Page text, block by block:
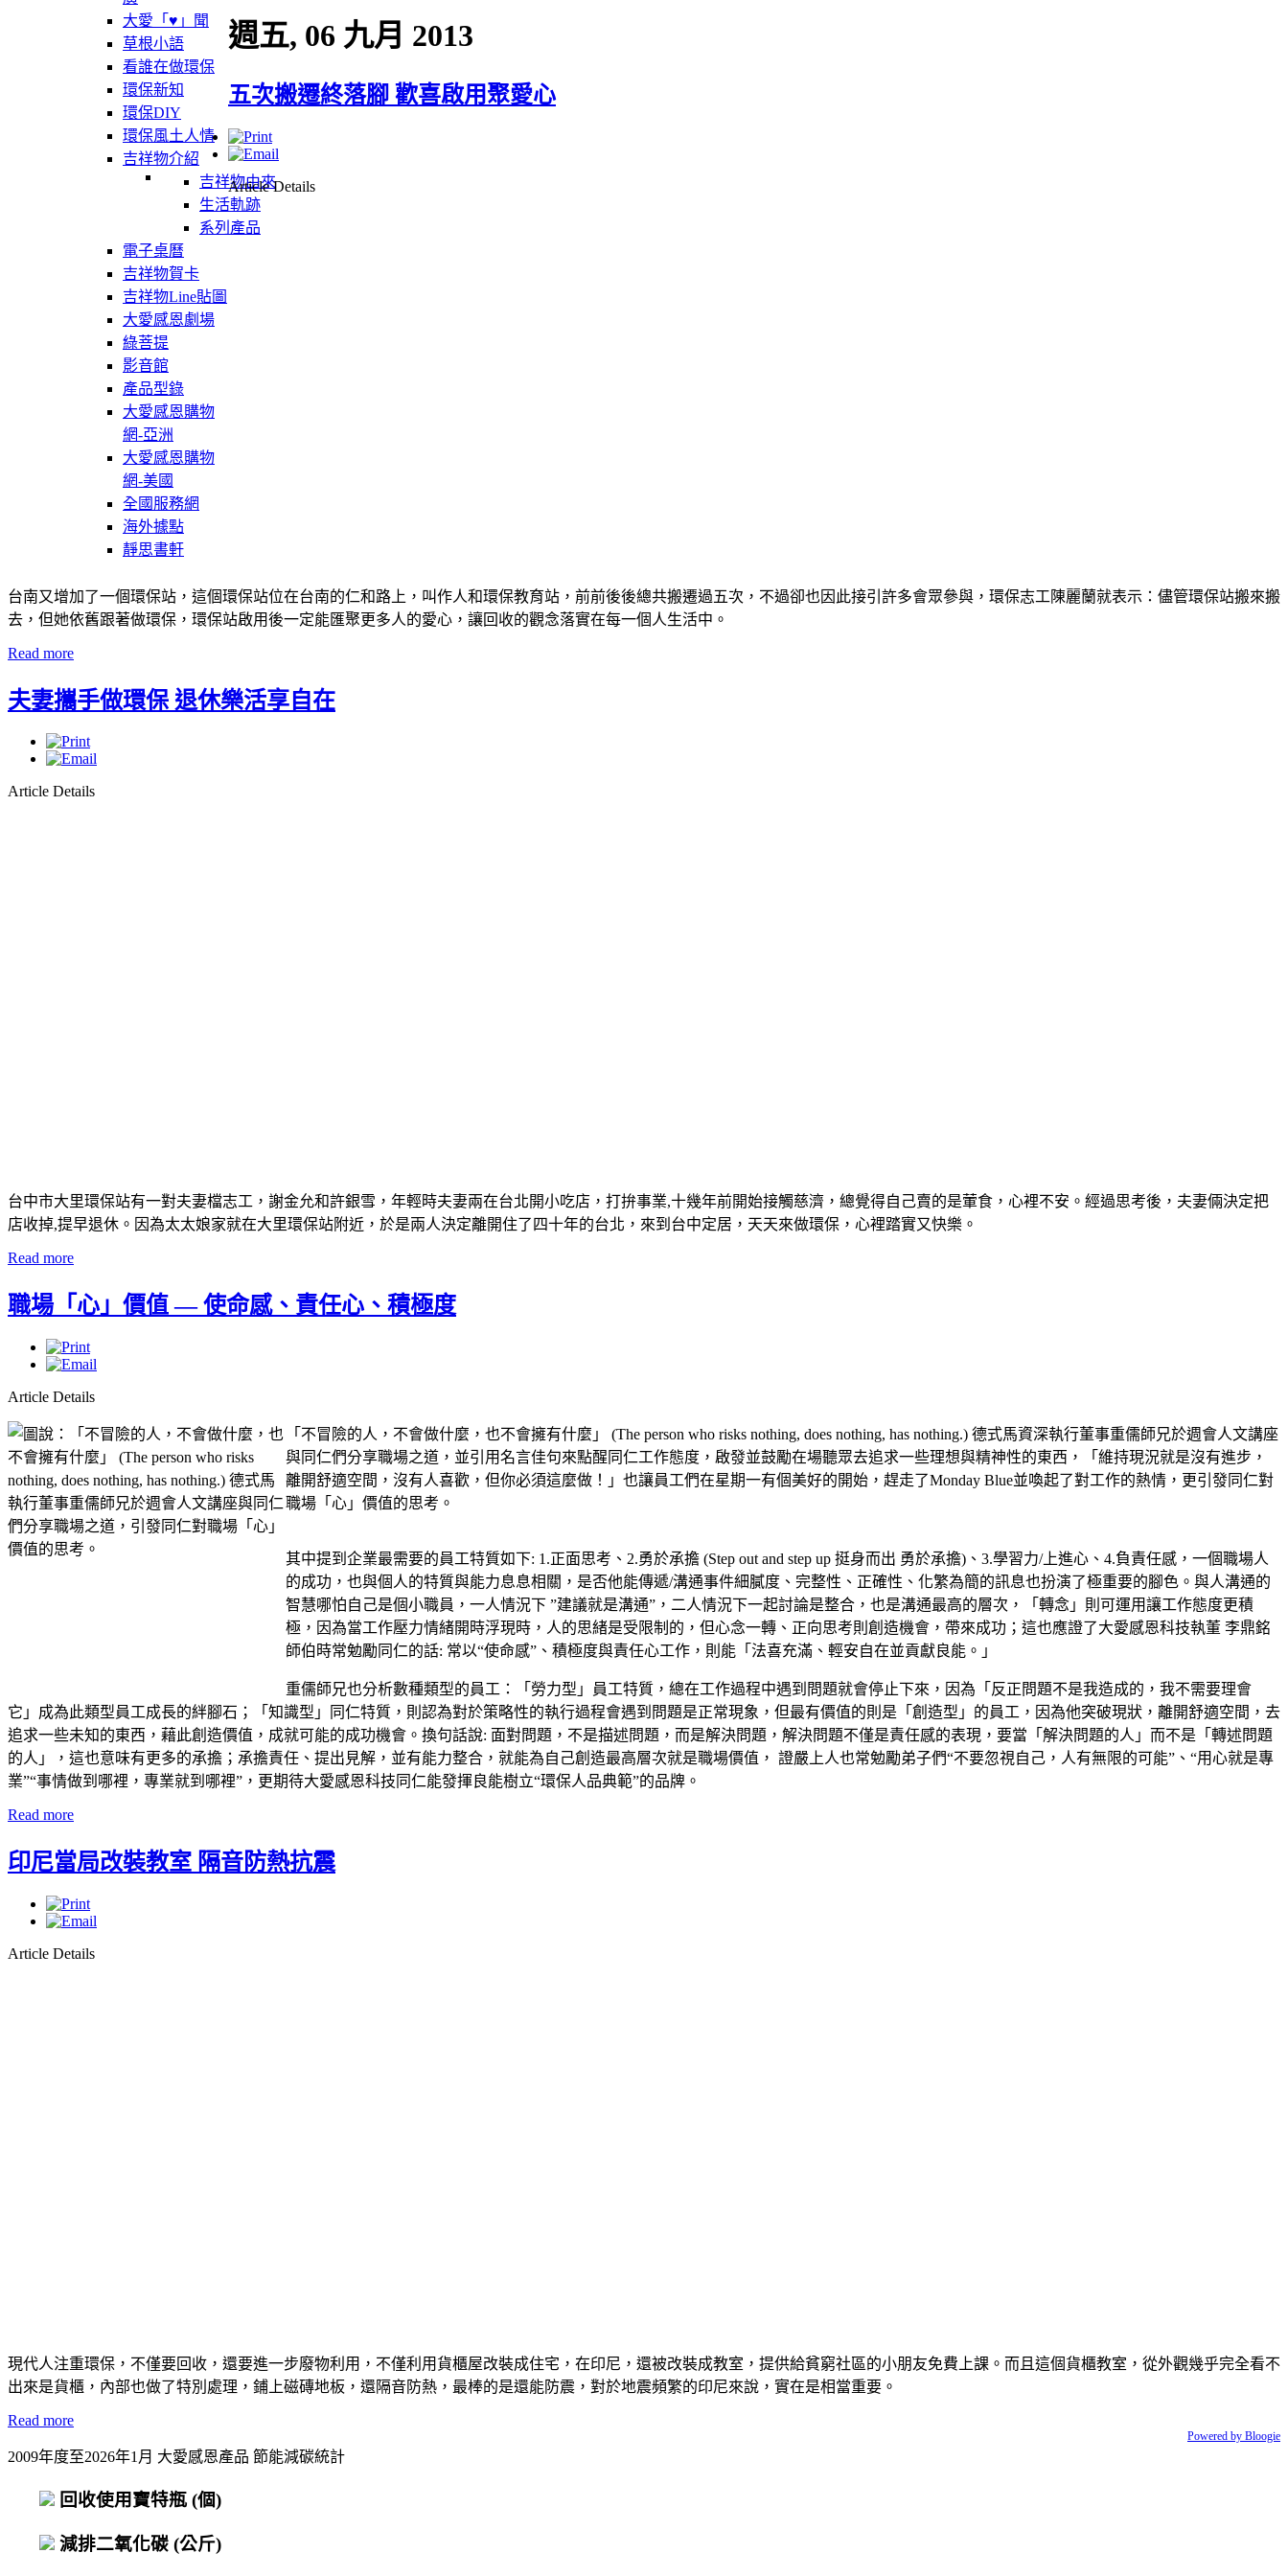
大愛「♥」聞
草根小語
看誰在做環保
環保新知
環保DIY
環保風土人情
吉祥物介紹
吉祥物由來
生活軌跡
系列產品
電子桌曆
吉祥物賀卡
吉祥物Line貼圖
大愛感恩劇場
綠菩提
影音館
產品型錄
大愛感恩購物
網-亞洲
大愛感恩購物
網-美國
全國服務網
海外據點
靜思書軒
週五, 06 九月 2013
五次搬遷終落腳 歡喜啟用聚愛心
Article Details
台南又增加了一個環保站，這個環保站位在台南的仁和路上，叫作人和環保教育站，前前後後總共搬遷過五次，不過卻也因此接引許多會眾參與，環保志工陳麗蘭就表示：儘管環保站搬來搬
去，但她依舊跟著做環保，環保站啟用後一定能匯聚更多人的愛心，讓回收的觀念落實在每一個人生活中。
Read more
夫妻攜手做環保 退休樂活享自在
Article Details
台中市大里環保站有一對夫妻檔志工，謝金允和許銀雪，年輕時夫妻兩在台北開小吃店，打拚事業,十幾年前開始接觸慈濟，總覺得自己賣的是葷食，心裡不安。經過思考後，夫妻倆決定把
店收掉,提早退休。因為太太娘家就在大里環保站附近，於是兩人決定離開住了四十年的台北，來到台中定居，天天來做環保，心裡踏實又快樂。
Read more
職場「心」價值 — 使命感、責任心、積極度
Article Details
「不冒險的人，不會做什麼，也不會擁有什麼」 (The person who risks nothing, does nothing, has nothing.) 德式馬資深執行董事重儒師兄於週會人文講座
與同仁們分享職場之道，並引用名言佳句來點醒同仁工作態度，啟發並鼓勵在場聽眾去追求一些理想與精神性的東西，「維持現況就是沒有進步，
離開舒適空間，沒有人喜歡，但你必須這麼做！」也讓員工們在星期一有個美好的開始，趕走了Monday Blue並喚起了對工作的熱情，更引發同仁對
職場「心」價值的思考。
其中提到企業最需要的員工特質如下: 1.正面思考、2.勇於承擔 (Step out and step up 挺身而出 勇於承擔)、3.學習力/上進心、4.負責任感，一個職場人
的成功，也與個人的特質與能力息息相關，是否他能傳遞/溝通事件細膩度、完整性、正確性、化繁為簡的訊息也扮演了極重要的腳色。與人溝通的
智慧哪怕自己是個小職員，一人情況下 ”建議就是溝通”，二人情況下一起討論是整合，也是溝通最高的層次，「轉念」則可運用讓工作態度更積
極，因為當工作壓力情緒開時浮現時，人的思緒是受限制的，但心念一轉、正向思考則創造機會，帶來成功；這也應證了大愛感恩科技執董 李鼎銘
師伯時常勉勵同仁的話: 常以“使命感”、積極度與責任心工作，則能「法喜充滿、輕安自在並貢獻良能。」
重儒師兄也分析數種類型的員工：「勞力型」員工特質，總在工作過程中遇到問題就會停止下來，因為「反正問題不是我造成的，我不需要理會
它」成為此類型員工成長的絆腳石；「知識型」同仁特質，則認為對於策略性的執行過程會遇到問題是正常現象，但最有價值的則是「創造型」的員工，因為他突破現狀，離開舒適空間，去
追求一些未知的東西，藉此創造價值，成就可能的成功機會。換句話說: 面對問題，不是描述問題，而是解決問題，解決問題不僅是責任感的表現，要當「解決問題的人」而不是「轉述問題
的人」，這也意味有更多的承擔；承擔責任、提出見解，並有能力整合，就能為自己創造最高層次就是職場價值， 證嚴上人也常勉勵弟子們“不要忽視自己，人有無限的可能”、“用心就是專
業”“事情做到哪裡，專業就到哪裡”，更期待大愛感恩科技同仁能發揮良能樹立“環保人品典範”的品牌。
Read more
印尼當局改裝教室 隔音防熱抗震
Article Details
現代人注重環保，不僅要回收，還要進一步廢物利用，不僅利用貨櫃屋改裝成住宅，在印尼，還被改裝成教室，提供給貧窮社區的小朋友免費上課。而且這個貨櫃教室，從外觀幾乎完全看不
出來是貨櫃，內部也做了特別處理，鋪上磁磚地板，還隔音防熱，最棒的是還能防震，對於地震頻繁的印尼來說，實在是相當重要。
Read more
Powered by Bloogie
2009年度至2026年1月 大愛感恩產品 節能減碳統計
回收使用寶特瓶 (個)
減排二氧化碳 (公斤)